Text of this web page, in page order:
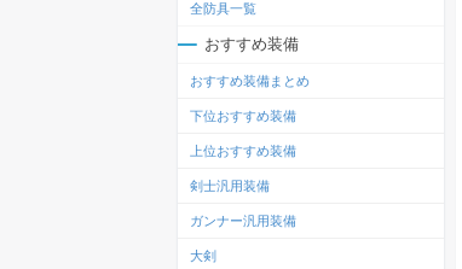
全防具一覧
おすすめ装備
おすすめ装備まとめ
下位おすすめ装備
上位おすすめ装備
剣士汎用装備
ガンナー汎用装備
大剣